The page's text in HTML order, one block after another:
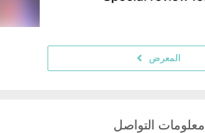
المعرض
معلومات التواصل